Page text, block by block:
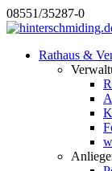
08551/35287-0
Rathaus &